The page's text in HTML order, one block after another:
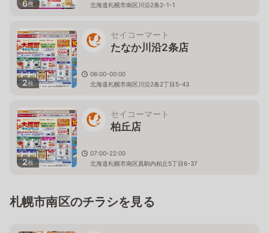
6枚 北海道札幌市南区川沿2条2-1-1
2枚
セイコーマート
たなか川沿2条店
06:00-00:00
北海道札幌市南区川沿2条2丁目5-43
2枚
セイコーマート
柏丘店
07:00-22:00
北海道札幌市南区真駒内柏丘5丁目6-37
札幌市南区のチラシを見る